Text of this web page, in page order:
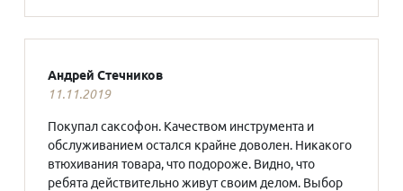
Андрей Стечников
11.11.2019
Покупал саксофон. Качеством инструмента и
обслуживанием остался крайне доволен. Никакого
втюхивания товара, что подороже. Видно, что
ребята действительно живут своим делом. Выбор